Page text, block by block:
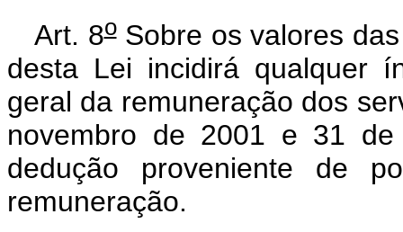
Art. 8oSobre os valores
desta Lei incidirá qualquer
geral da remuneração dos
novembro de 2001 e 31
dedução proveniente de
remuneração.